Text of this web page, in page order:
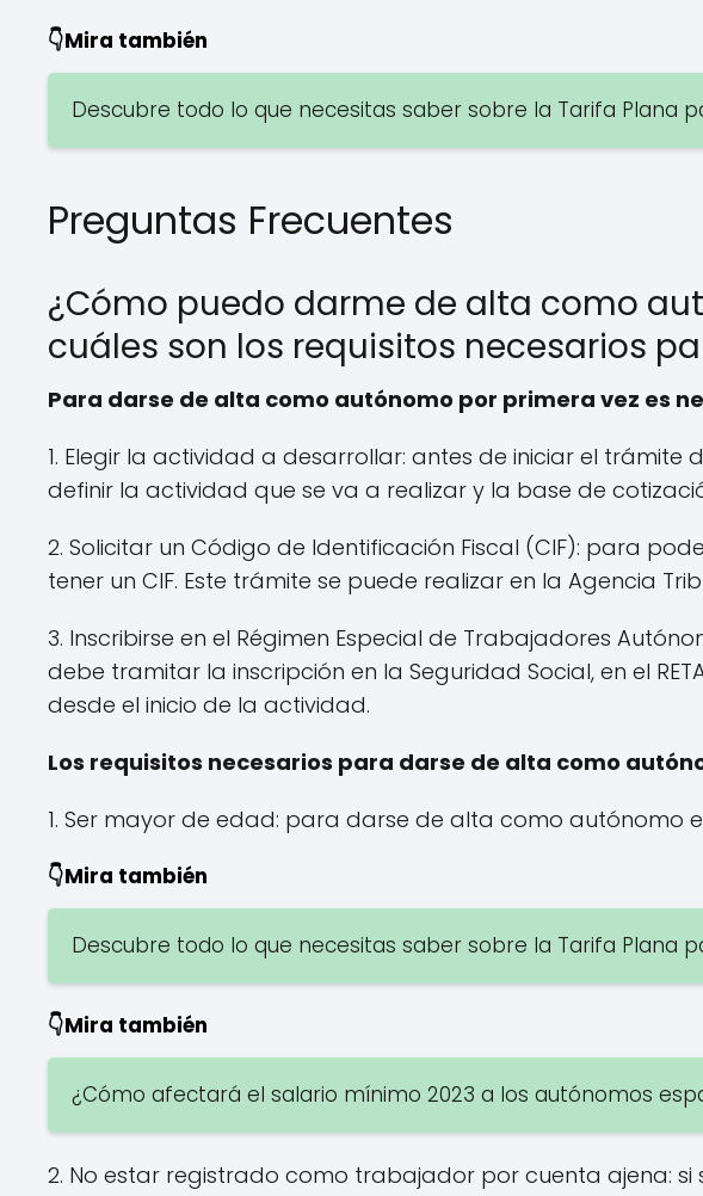
👇Mira también
Descubre todo lo que necesitas saber sobre la Tarifa Plana
Preguntas Frecuentes
¿Cómo puedo darme de alta como
cuáles son los requisitos necesarios
Para darse de alta como autónomo por primera vez es
1. Elegir la actividad a desarrollar: antes de iniciar el
definir la actividad que se va a realizar y la base de
2. Solicitar un Código de Identificación Fiscal (CIF): para
tener un CIF. Este trámite se puede realizar en la Agencia
3. Inscribirse en el Régimen Especial de Trabajadores
debe tramitar la inscripción en la Seguridad Social, en el
desde el inicio de la actividad.
Los requisitos necesarios para darse de alta como
1. Ser mayor de edad: para darse de alta como autónomo
👇Mira también
Descubre todo lo que necesitas saber sobre la Tarifa Plana
👇Mira también
¿Cómo afectará el salario mínimo 2023 a los autónomos
2. No estar registrado como trabajador por cuenta ajena: